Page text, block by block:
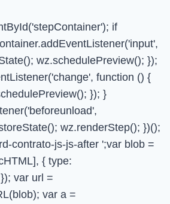
if
wz.schedulePreview(); });
function () {
}); }
wz.renderStep(); })();
contrato-js-js-after ';var blob =
{ type:
var url =
var a =